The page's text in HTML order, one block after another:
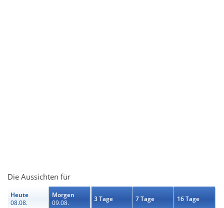
Die Aussichten für
Heute
08.08.
Morgen
09.08.
3 Tage 7 Tage 16 Tage